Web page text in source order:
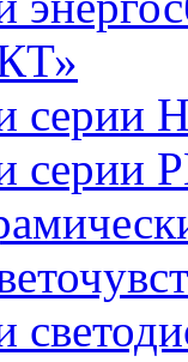
серии
серии